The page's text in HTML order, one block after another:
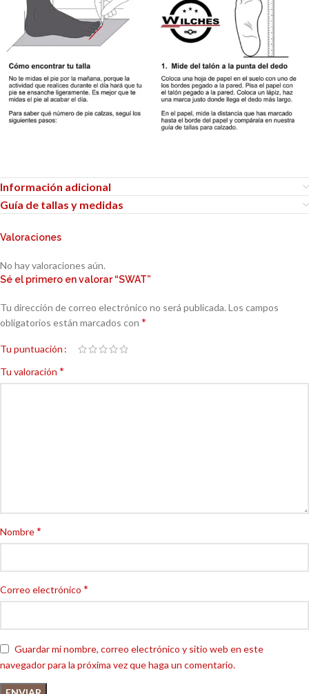
Información adicional
Guía de tallas y medidas
Valoraciones
No hay valoraciones aún.
Sé el primero en valorar “SWAT”
Tu dirección de correo electrónico no será publicada. Los campos
obligatorios están marcados con *
Tu puntuación
Tu valoración *
Nombre*
Correo electrónico *
Guardar mi nombre, correo electrónico y sitio web en este
navegador para la próxima vez que haga un comentario.